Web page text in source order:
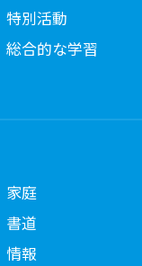
特別活動
総合的な学習
家庭
書道
情報